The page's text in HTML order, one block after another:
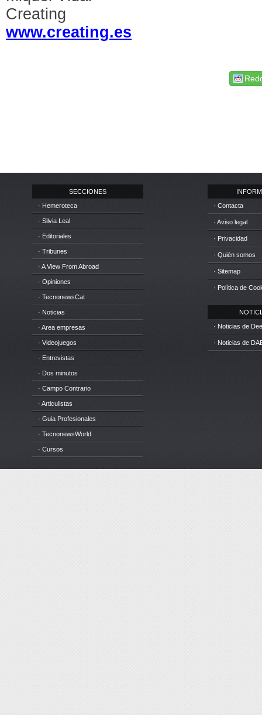
Creating
www.creating.es
SECCIONES
· Hemeroteca
· Silvia Leal
· Editoriales
· Tribunes
· A View From Abroad
· Opiniones
· TecnonewsCat
· Noticias
· Area empresas
· Videojuegos
· Entrevistas
· Dos minutos
· Campo Contrario
· Articulistas
· Guia Profesionales
· TecnonewsWorld
· Cursos
· Contacta
· Aviso legal
· Privacidad
· Quién somos
· Sitemap
· Política de
· Noticias de
· Noticias de